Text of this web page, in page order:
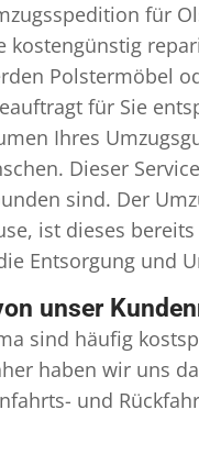
für
kostengünstig
Polstermöbel
für Sie
Ihres
Dieser
sind. Der
ist dieses
Entsorgung und
unser
sind häufig
haben wir uns
und